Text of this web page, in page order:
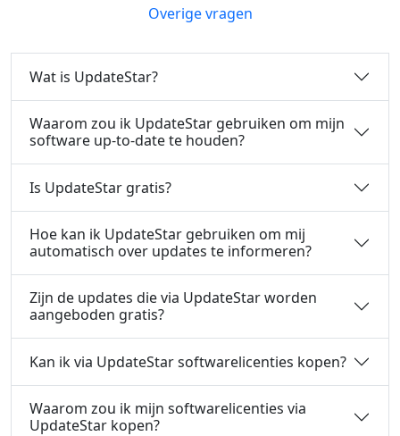
Overige vragen
Wat is UpdateStar?
Waarom zou ik UpdateStar gebruiken om mijn
software up-to-date te houden?
Is UpdateStar gratis?
Hoe kan ik UpdateStar gebruiken om mij
automatisch over updates te informeren?
Zijn de updates die via UpdateStar worden
aangeboden gratis?
Kan ik via UpdateStar softwarelicenties kopen?
Waarom zou ik mijn softwarelicenties via
UpdateStar kopen?